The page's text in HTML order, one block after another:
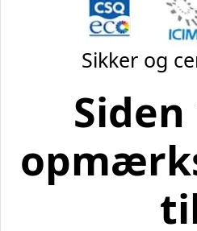
Sikker og
Siden